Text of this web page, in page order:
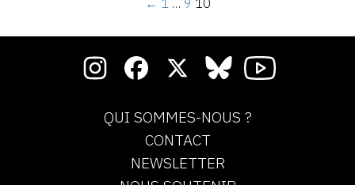
QUI SOMMES-NOUS ?
CONTACT
NEWSLETTER